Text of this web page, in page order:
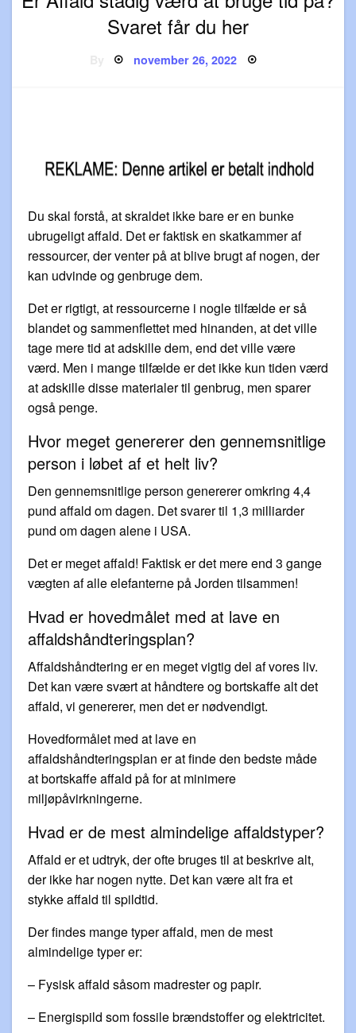
Svaret får du her
Posted
on
november 26, 2022
Du skal forstå, at skraldet ikke bare er en bunke
ubrugeligt affald. Det er faktisk en skatkammer af
ressourcer, der venter på at blive brugt af nogen, der
kan udvinde og genbruge dem.
Det er rigtigt, at ressourcerne i nogle tilfælde er så
blandet og sammenflettet med hinanden, at det ville
tage mere tid at adskille dem, end det ville være
værd. Men i mange tilfælde er det ikke kun tiden værd
at adskille disse materialer til genbrug, men sparer
også penge.
Hvor meget genererer den gennemsnitlige
person i løbet af et helt liv?
Den gennemsnitlige person genererer omkring 4,4
pund affald om dagen. Det svarer til 1,3 milliarder
pund om dagen alene i USA.
Det er meget affald! Faktisk er det mere end 3 gange
vægten af alle elefanterne på Jorden tilsammen!
Hvad er hovedmålet med at lave en
affaldshåndteringsplan?
Affaldshåndtering er en meget vigtig del af vores liv.
Det kan være svært at håndtere og bortskaffe alt det
affald, vi genererer, men det er nødvendigt.
Hovedformålet med at lave en
affaldshåndteringsplan er at finde den bedste måde
at bortskaffe affald på for at minimere
miljøpåvirkningerne.
Hvad er de mest almindelige affaldstyper?
Affald er et udtryk, der ofte bruges til at beskrive alt,
der ikke har nogen nytte. Det kan være alt fra et
stykke affald til spildtid.
Der findes mange typer affald, men de mest
almindelige typer er:
– Fysisk affald såsom madrester og papir.
– Energispild som fossile brændstoffer og elektricitet.